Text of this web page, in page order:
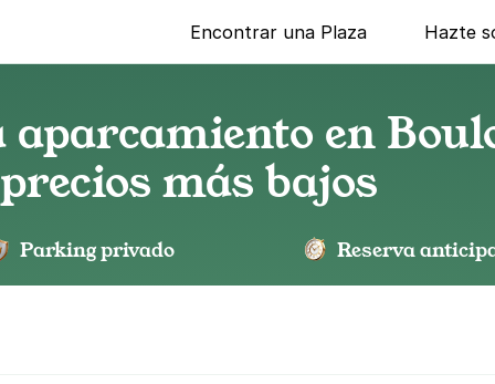
Encontrar una Plaza Hazte
en
más bajos
Parking privado Reserva